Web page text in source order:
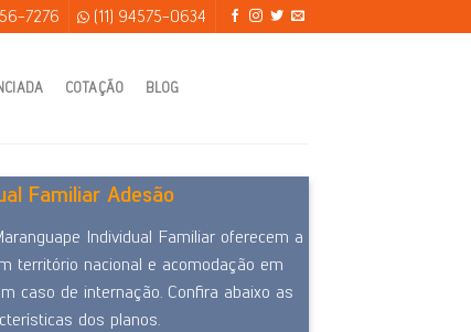
7276 (11) 94575-0634
COTAÇÃO BLOG
Familiar Adesão
Individual Familiar oferecem a
território nacional e acomodação em
caso de internação. Confira abaixo as
dos planos.